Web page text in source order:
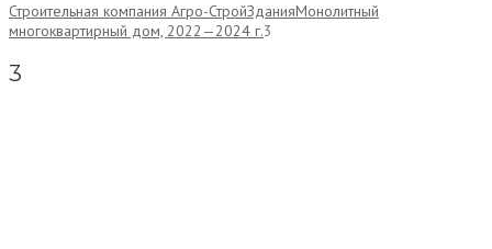
Строительная компания Агро-СтройЗданияМонолитный
многоквартирный дом, 2022—2024 г.3
3